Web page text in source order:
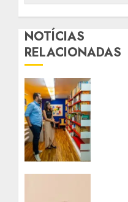
NOTÍCIAS
RELACIONADAS